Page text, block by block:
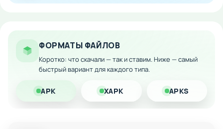
Отсутствие ограничений на попытки и жизни
Улучшенная графика и спецэффекты
погрузитесь в захватывающий мир космических сражений!
ФОРМАТЫ ФАЙЛОВ
Коротко: что скачали — так и ставим. Ниже — самый
быстрый вариант для каждого типа.
APK XAPK APKS